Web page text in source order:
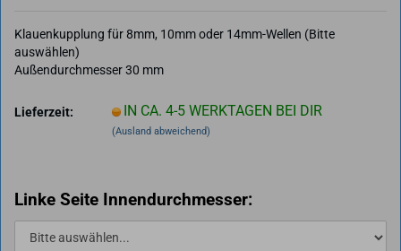
Klauenkupplung für 8mm, 10mm oder 14mm-Wellen (Bitte
auswählen)
Außendurchmesser 30 mm
Lieferzeit: IN CA. 4-5 WERKTAGEN BEI DIR
(Ausland abweichend)
Linke Seite Innendurchmesser: